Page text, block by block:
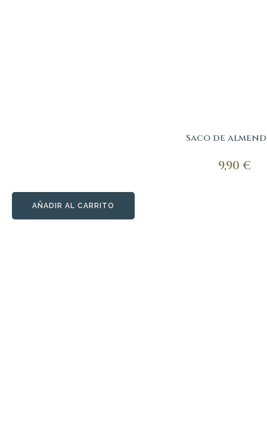
Saco de
9,90 €
AÑADIR AL CARRITO